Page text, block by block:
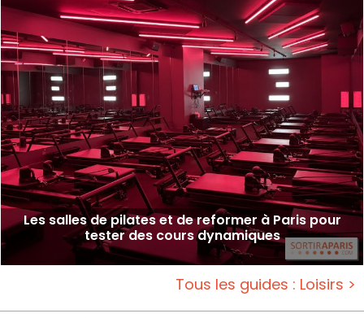
Les salles de pilates et de reformer à Paris pour
tester des cours dynamiques
Tous les guides : Loisirs >